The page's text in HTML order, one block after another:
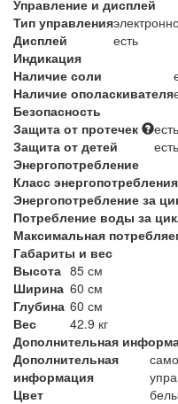
Управление и дисплей
Тип управления
Дисплей
есть
Индикация
Наличие соли
Наличие ополаскивателя
Безопасность
Защита от протечек
Защита от детей
есть
Энергопотребление
Класс энергопотребления
Энергопотребление за
Потребление воды за
Максимальная
Габариты и вес
Высота 85 см
Ширина 60 см
Глубина 60 см
Вес
42.9 кг
Дополнительная
Дополнительная
информация
Цвет